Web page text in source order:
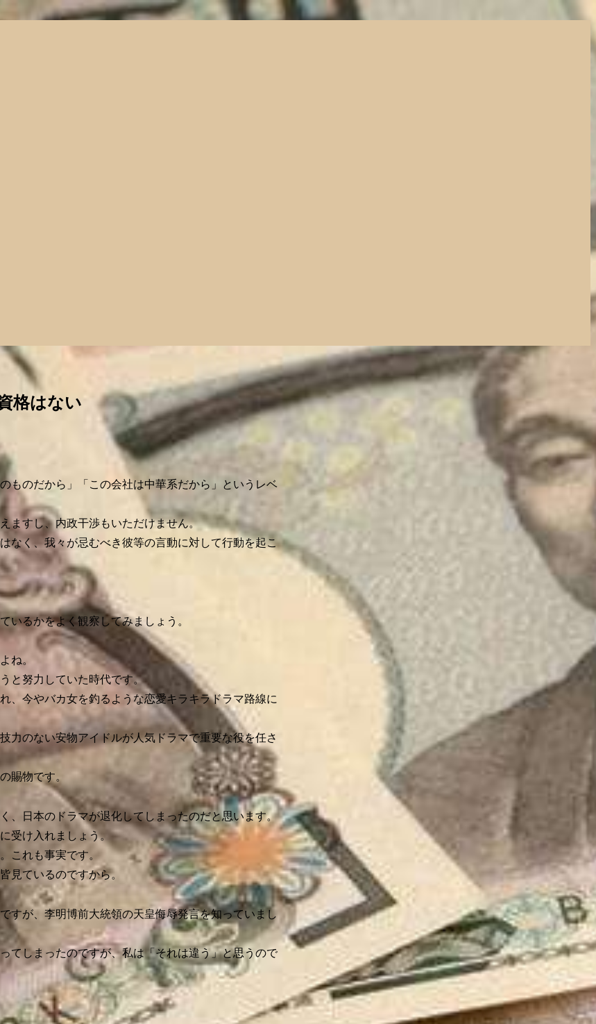
格はない
ものだから」「この会社は中華系だから」というレベ
ますし、内政干渉もいただけません。
なく、我々が忌むべき彼等の言動に対して行動を起こ
いるかをよく観察してみましょう。
ね。
と努力していた時代です。
、今やバカ女を釣るような恋愛キラキラドラマ路線に
力のない安物アイドルが人気ドラマで重要な役を任さ
賜物です。
、日本のドラマが退化してしまったのだと思います。
受け入れましょう。
これも事実です。
見ているのですから。
すが、李明博前大統領の天皇侮辱発言を知っていまし
てしまったのですが、私は「それは違う」と思うので